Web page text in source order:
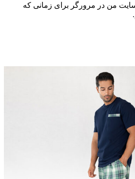
من در مرورگر برای زمانی که